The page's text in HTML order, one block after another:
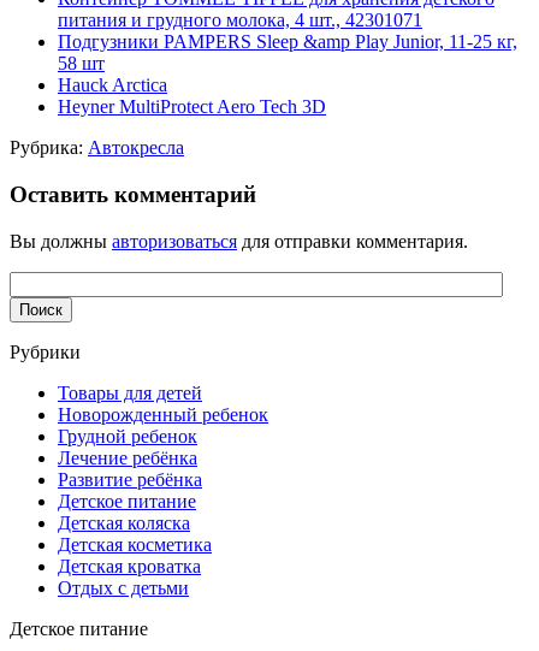
питания и грудного молока, 4 шт., 42301071
Подгузники PAMPERS Sleep &amp Play Junior, 11-25 кг,
58 шт
Hauck Arctica
Heyner MultiProtect Aero Tech 3D
Рубрика: Автокресла
Оставить комментарий
Вы должны авторизоваться для отправки комментария.
Рубрики
Товары для детей
Новорожденный ребенок
Грудной ребенок
Лечение ребёнка
Развитие ребёнка
Детское питание
Детская коляска
Детская косметика
Детская кроватка
Отдых с детьми
Детское питание